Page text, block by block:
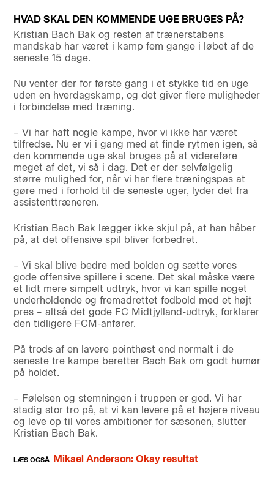
HVAD SKAL DEN KOMMENDE UGE BRUGES PÅ?
Kristian Bach Bak og resten af trænerstabens
mandskab har været i kamp fem gange i løbet af de
seneste 15 dage.
Nu venter der for første gang i et stykke tid en uge
uden en hverdagskamp, og det giver flere muligheder
i forbindelse med træning.
– Vi har haft nogle kampe, hvor vi ikke har været
tilfredse. Nu er vi i gang med at finde rytmen igen, så
den kommende uge skal bruges på at videreføre
meget af det, vi så i dag. Det er der selvfølgelig
større mulighed for, når vi har flere træningspas at
gøre med i forhold til de seneste uger, lyder det fra
assistenttræneren.
Kristian Bach Bak lægger ikke skjul på, at han håber
på, at det offensive spil bliver forbedret.
– Vi skal blive bedre med bolden og sætte vores
gode offensive spillere i scene. Det skal måske være
et lidt mere simpelt udtryk, hvor vi kan spille noget
underholdende og fremadrettet fodbold med et højt
pres – altså det gode FC Midtjylland-udtryk, forklarer
den tidligere FCM-anfører.
På trods af en lavere pointhøst end normalt i de
seneste tre kampe beretter Bach Bak om godt humør
på holdet.
– Følelsen og stemningen i truppen er god. Vi har
stadig stor tro på, at vi kan levere på et højere niveau
og leve op til vores ambitioner for sæsonen, slutter
Kristian Bach Bak.
Mikael Anderson: Okay resultat